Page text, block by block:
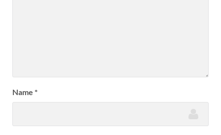
Name *